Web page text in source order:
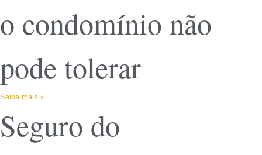
o condomínio não
pode tolerar
Saiba mais »
Seguro do